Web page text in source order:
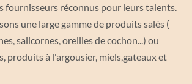
fournisseurs réconnus pour leurs talents.
une large gamme de produits salés (
salicornes, oreilles de cochon...) ou
produits à l'argousier, miels,gateaux et